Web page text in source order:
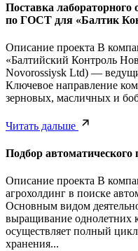
Поставка лабораторного
по ГОСТ для «Балтик
Описание проекта В
«Балтийский Контроль
Novorossiysk Ltd) —
Ключевое направление
зерновых, масличных и
Читать дальше
Подбор автоматического
Описание проекта В
агрохолдинг в поиске
Основным видом
выращивание однолетних
осуществляет полный
хранения...